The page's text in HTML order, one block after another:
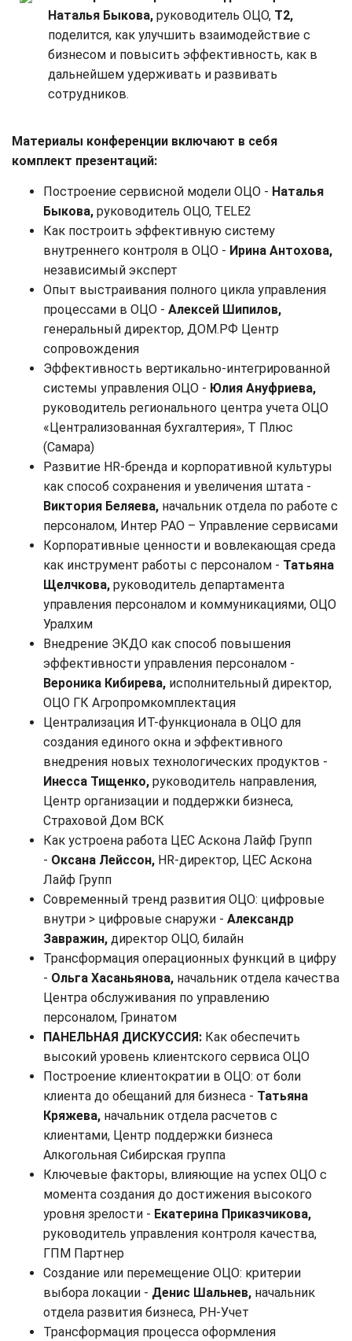
Наталья Быкова, руководитель ОЦО, T2,
поделится, как улучшить взаимодействие с
бизнесом и повысить эффективность, как в
дальнейшем удерживать и развивать
сотрудников.
Материалы конференции включают в себя
комплект презентаций:
Построение сервисной модели ОЦО - Наталья
Быкова, руководитель ОЦО, TELE2
Как построить эффективную систему
внутреннего контроля в ОЦО - Ирина Антохова,
независимый эксперт
Опыт выстраивания полного цикла управления
процессами в ОЦО - Алексей Шипилов,
генеральный директор, ДОМ.РФ Центр
сопровождения
Эффективность вертикально-интегрированной
системы управления ОЦО - Юлия Ануфриева,
руководитель регионального центра учета ОЦО
«Централизованная бухгалтерия», Т Плюс
(Самара)
Развитие HR-бренда и корпоративной культуры
как способ сохранения и увеличения штата -
Виктория Беляева, начальник отдела по работе с
персоналом, Интер РАО – Управление сервисами
Корпоративные ценности и вовлекающая среда
как инструмент работы с персоналом - Татьяна
Щелчкова, руководитель департамента
управления персоналом и коммуникациями, ОЦО
Уралхим
Внедрение ЭКДО как способ повышения
эффективности управления персоналом -
Вероника Кибирева, исполнительный директор,
ОЦО ГК Агропромкомплектация
Централизация ИТ-функционала в ОЦО для
создания единого окна и эффективного
внедрения новых технологических продуктов -
Инесса Тищенко, руководитель направления,
Центр организации и поддержки бизнеса,
Страховой Дом ВСК
Как устроена работа ЦЕС Аскона Лайф Групп
- Оксана Лейссон, HR-директор, ЦЕС Аскона
Лайф Групп
Современный тренд развития ОЦО: цифровые
внутри > цифровые снаружи - Александр
Завражин, директор ОЦО, билайн
Трансформация операционных функций в цифру
- Ольга Хасаньянова, начальник отдела качества
Центра обслуживания по управлению
персоналом, Гринатом
ПАНЕЛЬНАЯ ДИСКУССИЯ: Как обеспечить
высокий уровень клиентского сервиса ОЦО
Построение клиентократии в ОЦО: от боли
клиента до обещаний для бизнеса - Татьяна
Кряжева, начальник отдела расчетов с
клиентами, Центр поддержки бизнеса
Алкогольная Сибирская группа
Ключевые факторы, влияющие на успех ОЦО с
момента создания до достижения высокого
уровня зрелости - Екатерина Приказчикова,
руководитель управления контроля качества,
ГПМ Партнер
Создание или перемещение ОЦО: критерии
выбора локации - Денис Шальнев, начальник
отдела развития бизнеса, РН-Учет
Трансформация процесса оформления